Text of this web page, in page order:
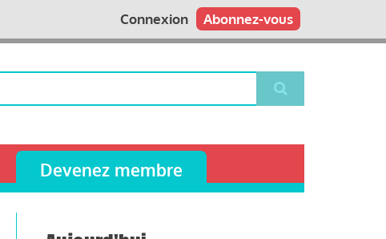
Abonnez-vous
Connexion
Devenez membre